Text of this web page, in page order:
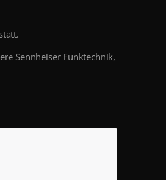
Sennheiser Funktechnik,